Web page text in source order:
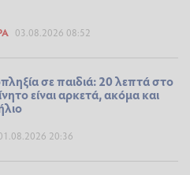
03.08.2026 08:52
σε παιδιά: 20 λεπτά στο
είναι αρκετά, ακόμα και
20:36